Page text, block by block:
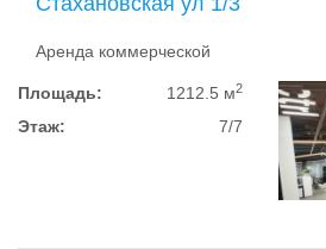
Аренда коммерческой
Площадь: 1212.5 м2
Этаж: 7/7